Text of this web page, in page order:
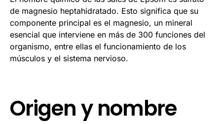
de magnesio heptahidratado. Esto significa que su
componente principal es el magnesio, un mineral
esencial que interviene en más de 300 funciones del
organismo, entre ellas el funcionamiento de los
músculos y el sistema nervioso.
Origen y nombre